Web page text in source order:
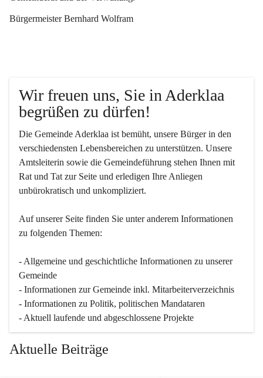
Bürgermeister Bernhard Wolfram
Wir freuen uns, Sie in Aderklaa
begrüßen zu dürfen!
Die Gemeinde Aderklaa ist bemüht, unsere Bürger in den
verschiedensten Lebensbereichen zu unterstützen. Unsere
Amtsleiterin sowie die Gemeindeführung stehen Ihnen mit
Rat und Tat zur Seite und erledigen Ihre Anliegen
unbürokratisch und unkompliziert.
Auf unserer Seite finden Sie un­ter an­de­rem Informationen
zu folgenden Themen:
- Allgemeine und geschichtliche Informationen zu unserer
Gemeinde
- Informationen zur Gemeinde inkl. Mitarbeiterverzeichnis
- Informationen zu Politik, politischen Mandataren
- Aktuell laufende und abgeschlossene Projekte
Aktuelle Beiträge